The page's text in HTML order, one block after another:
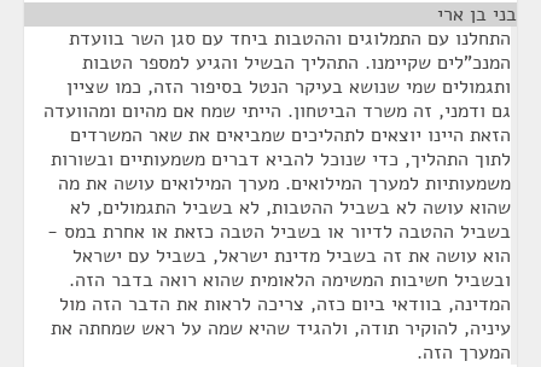
בני בן ארי
התחלנו עם התמלוגים וההטבות ביחד עם סגן השר בוועדת
המנכ"לים שקיימנו. התהליך הבשיל והגיע למספר הטבות
ותגמולים שמי שנושא בעיקר הנטל בסיפור הזה, כמו שציין
גם ודמני, זה משרד הביטחון. הייתי שמח אם מהיום ומהוועדה
הזאת היינו יוצאים לתהליכים שמביאים את שאר המשרדים
לתוך התהליך, כדי שנוכל להביא דברים משמעותיים ובשורות
משמעותיות למערך המילואים. מערך המילואים עושה את מה
שהוא עושה לא בשביל ההטבות, לא בשביל התגמולים, לא
בשביל ההטבה לדיור או בשביל הטבה כזאת או אחרת במס -
הוא עושה את זה בשביל מדינת ישראל, בשביל עם ישראל
ובשביל חשיבות המשימה הלאומית שהוא רואה בדבר הזה.
המדינה, בוודאי ביום כזה, צריכה לראות את הדבר הזה מול
עיניה, להוקיר תודה, ולהגיד שהיא שמה על ראש שמחתה את
המערך הזה.